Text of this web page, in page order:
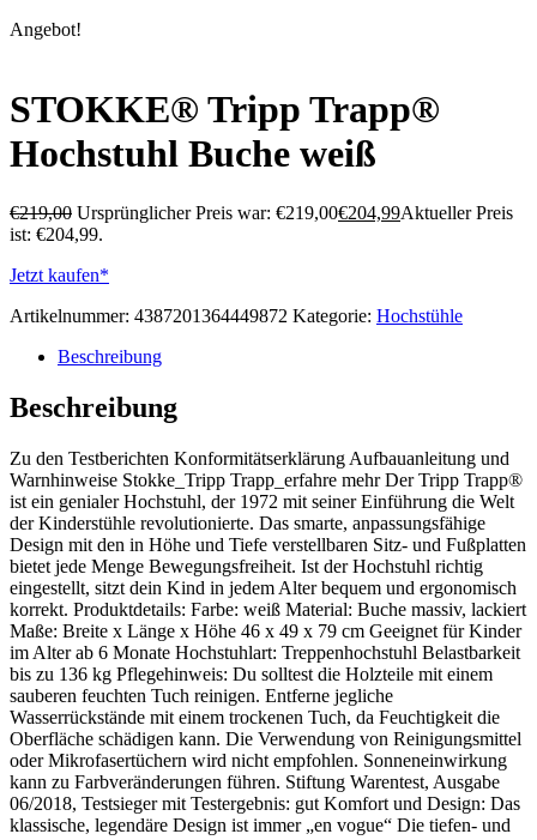
Angebot!
STOKKE® Tripp Trapp®
Hochstuhl Buche weiß
€219,00 Ursprünglicher Preis war: €219,00€204,99Aktueller Preis
ist: €204,99.
Jetzt kaufen*
Artikelnummer: 4387201364449872 Kategorie: Hochstühle
Beschreibung
Beschreibung
Zu den Testberichten Konformitätserklärung Aufbauanleitung und
Warnhinweise Stokke_Tripp Trapp_erfahre mehr Der Tripp Trapp®
ist ein genialer Hochstuhl, der 1972 mit seiner Einführung die Welt
der Kinderstühle revolutionierte. Das smarte, anpassungsfähige
Design mit den in Höhe und Tiefe verstellbaren Sitz- und Fußplatten
bietet jede Menge Bewegungsfreiheit. Ist der Hochstuhl richtig
eingestellt, sitzt dein Kind in jedem Alter bequem und ergonomisch
korrekt. Produktdetails: Farbe: weiß Material: Buche massiv, lackiert
Maße: Breite x Länge x Höhe 46 x 49 x 79 cm Geeignet für Kinder
im Alter ab 6 Monate Hochstuhlart: Treppenhochstuhl Belastbarkeit
bis zu 136 kg Pflegehinweis: Du solltest die Holzteile mit einem
sauberen feuchten Tuch reinigen. Entferne jegliche
Wasserrückstände mit einem trockenen Tuch, da Feuchtigkeit die
Oberfläche schädigen kann. Die Verwendung von Reinigungsmittel
oder Mikrofasertüchern wird nicht empfohlen. Sonneneinwirkung
kann zu Farbveränderungen führen. Stiftung Warentest, Ausgabe
06/2018, Testsieger mit Testergebnis: gut Komfort und Design: Das
klassische, legendäre Design ist immer „en vogue“ Die tiefen- und